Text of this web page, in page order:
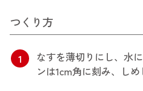
つくり方
1
なすを薄切りにし、水
ンは1cm角に刻み、し